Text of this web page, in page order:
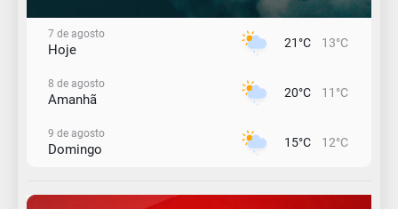
7 de agosto
Hoje 21°C 13°C
8 de agosto
Amanhã 20°C 11°C
9 de agosto
Domingo 15°C 12°C
Segunda-Feira 14°C 10°C